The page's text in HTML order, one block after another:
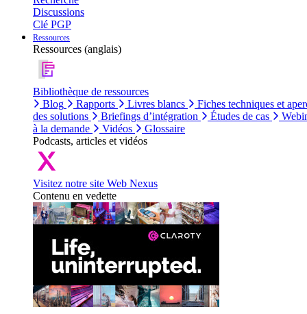
Discussions
Clé PGP
Ressources
Ressources (anglais)
Bibliothèque de ressources
Blog
Rapports Livres blancs
Fiches techniques et
des solutions
Briefings d’intégration Études de cas
à la demande
Vidéos
Glossaire
Podcasts, articles et vidéos
Visitez notre site Web Nexus
Contenu en vedette